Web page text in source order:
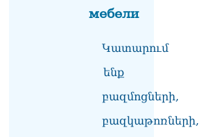
мебели
Կատարում
ենք
բազմոցների,
բազկաթոռների,